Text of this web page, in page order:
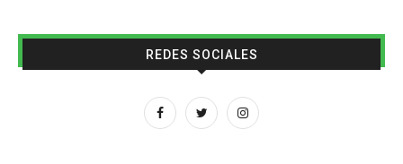
REDES SOCIALES